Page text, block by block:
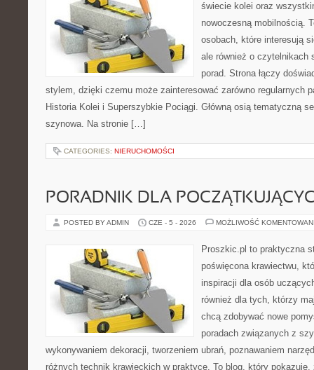
świecie kolei oraz
nowoczesną mobilnością.
osobach, które interesują
ale również o czytelnikach
porad. Strona łączy
stylem, dzięki czemu może zainteresować zarówno regularnych
Historia Kolei i Superszybkie Pociągi. Główną osią tematyczną
szynowa. Na stronie […]
CATEGORIES: NIERUCHOMOŚCI
PORADNIK DLA
POSTED BY ADMIN CZE - 5 - 2026 MOŻLIWOŚĆ
Proszkic.pl to praktyczna
poświęcona krawiectwu,
inspiracji dla osób
również dla tych, którzy
chcą zdobywać nowe
poradach związanych z
wykonywaniem dekoracji, tworzeniem ubrań, poznawaniem
różnych technik krawieckich w praktyce. To blog, który